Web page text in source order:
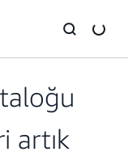
artık